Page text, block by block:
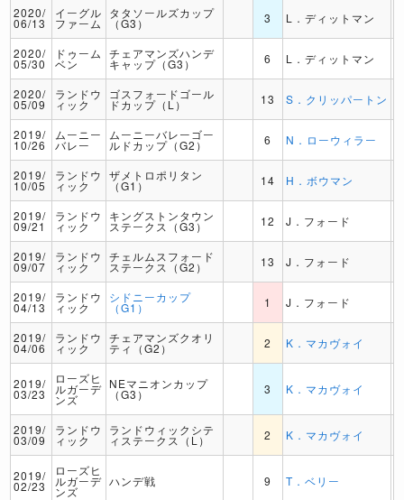
2020/
06/13
イーグル
ファーム
タタソールズカップ
（G3） 3 L．ディットマン
2020/
05/30
ドゥーム
ベン
チェアマンズハンデ
キャップ（G3） 6 L．ディットマン
2020/
05/09
ランドウ
ィック
ゴスフォードゴール
ドカップ（L） 13 S．クリッパートン
2019/
10/26
ムーニー
バレー
ムーニーバレーゴー
ルドカップ（G2） 6 N．ローウィラー
2019/
10/05
ランドウ
ィック
ザメトロポリタン
（G1） 14 H．ボウマン
2019/
09/21
ランドウ
ィック
キングストンタウン
ステークス（G3） 12 J．フォード
2019/
09/07
ランドウ
ィック
チェルムスフォード
ステークス（G2） 13 J．フォード
2019/
04/13
ランドウ
ィック
シドニーカップ
（G1） 1 J．フォード
2019/
04/06
ランドウ
ィック
チェアマンズクオリ
ティ（G2） 2 K．マカヴォイ
2019/
03/23
ローズヒ
ルガーデ
ンズ
NEマニオンカップ
（G3） 3 K．マカヴォイ
2019/
03/09
ランドウ
ィック
ランドウィックシテ
ィステークス（L） 2 K．マカヴォイ
2019/
02/23
ローズヒ
ルガーデ
ンズ
ハンデ戦 9 T．ベリー